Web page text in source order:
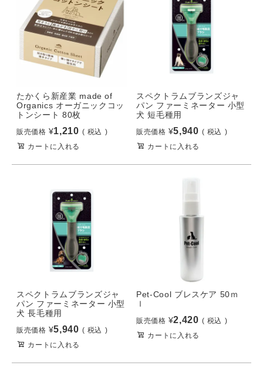
たかくら新産業 made of
Organics オーガニックコッ
トンシート 80枚
販売価格 ¥1,210
税込
カートに入れる
スペクトラムブランズジャ
パン ファーミネーター 小型
犬 短毛種用
販売価格 ¥5,940
税込
カートに入れる
スペクトラムブランズジャ
パン ファーミネーター 小型
犬 長毛種用
販売価格 ¥5,940
税込
カートに入れる
Pet-Cool ブレスケア 50ｍ
ｌ
販売価格 ¥2,420
税込
カートに入れる